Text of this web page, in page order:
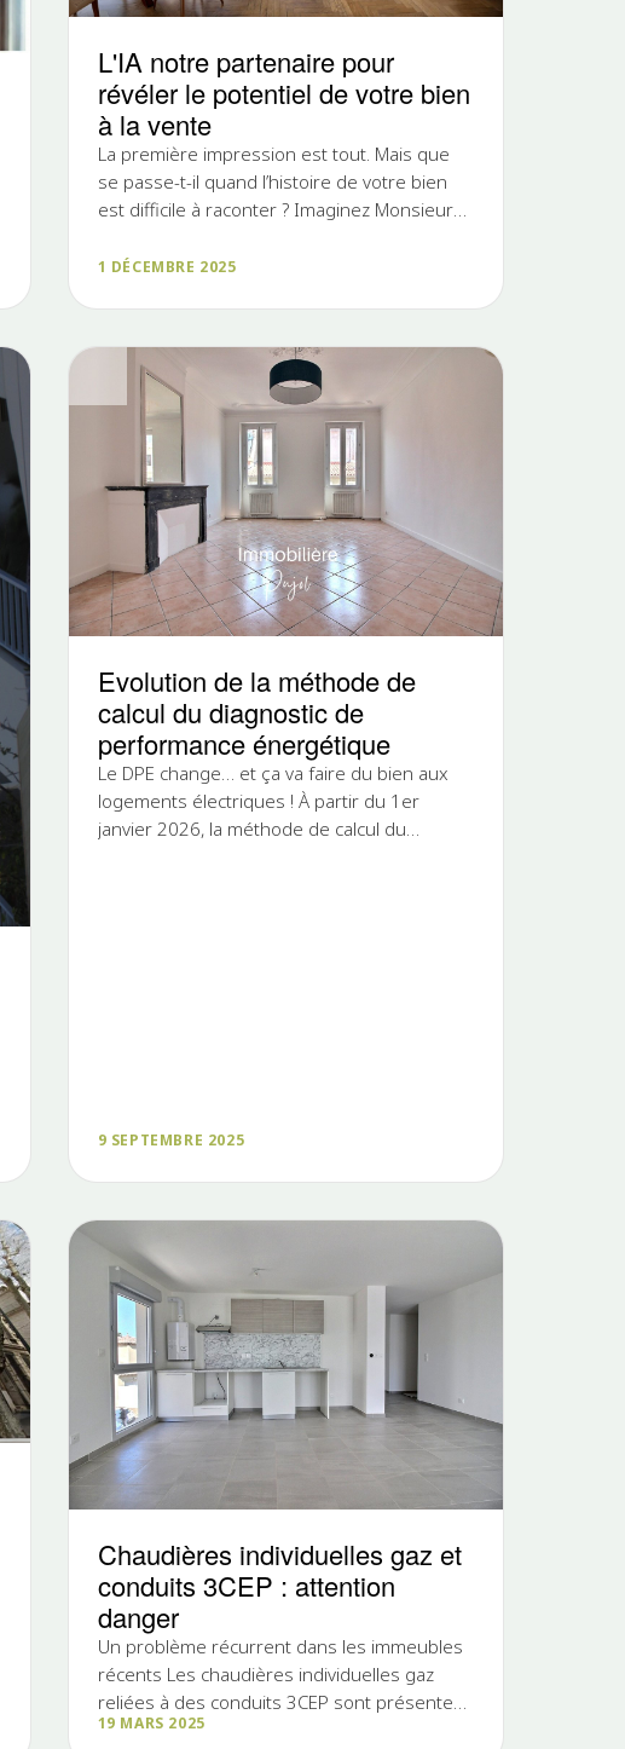
L'IA notre partenaire pour
révéler le potentiel de votre bien
à la vente
La première impression est tout. Mais que
se passe-t-il quand l’histoire de votre bien
est difficile à raconter ? Imaginez Monsieur
1 DÉCEMBRE 2025
Evolution de la méthode de
calcul du diagnostic de
performance énergétique
Le DPE change… et ça va faire du bien aux
logements électriques ! À partir du 1er
janvier 2026, la méthode de calcul du
9 SEPTEMBRE 2025
Chaudières individuelles gaz et
conduits 3CEP : attention
danger
Un problème récurrent dans les immeubles
récents Les chaudières individuelles gaz
reliées à des conduits 3CEP sont présentes
dans de nombreuses copropriétés...
19 MARS 2025